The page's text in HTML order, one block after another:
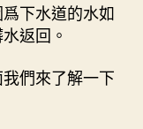
下水道的水如
返回。
們來了解一下